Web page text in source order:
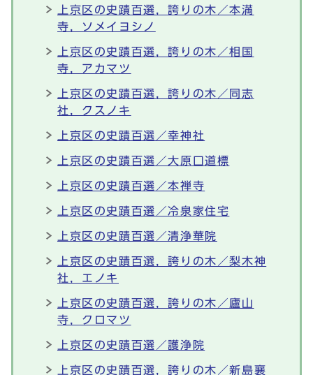
上京区の史蹟百選，誇りの木／本満
寺，ソメイヨシノ
上京区の史蹟百選，誇りの木／相国
寺，アカマツ
上京区の史蹟百選，誇りの木／同志
社，クスノキ
上京区の史蹟百選／幸神社
上京区の史蹟百選／大原口道標
上京区の史蹟百選／本禅寺
上京区の史蹟百選／冷泉家住宅
上京区の史蹟百選／清浄華院
上京区の史蹟百選，誇りの木／梨木神
社，エノキ
上京区の史蹟百選，誇りの木／廬山
寺，クロマツ
上京区の史蹟百選／護浄院
上京区の史蹟百選，誇りの木／新島襄